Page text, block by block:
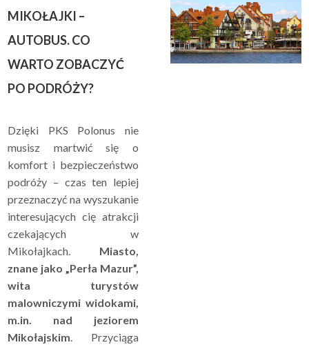
MIKOŁAJKI –
AUTOBUS. CO
WARTO ZOBACZYĆ
PO PODRÓŻY?
Dzięki PKS Polonus nie
musisz martwić się o
komfort i bezpieczeństwo
podróży – czas ten lepiej
przeznaczyć na wyszukanie
interesujących cię atrakcji
czekających w
Mikołajkach. Miasto,
znane jako „Perła Mazur”,
wita turystów
malowniczymi widokami,
m.in. nad jeziorem
Mikołajskim. Przyciąga